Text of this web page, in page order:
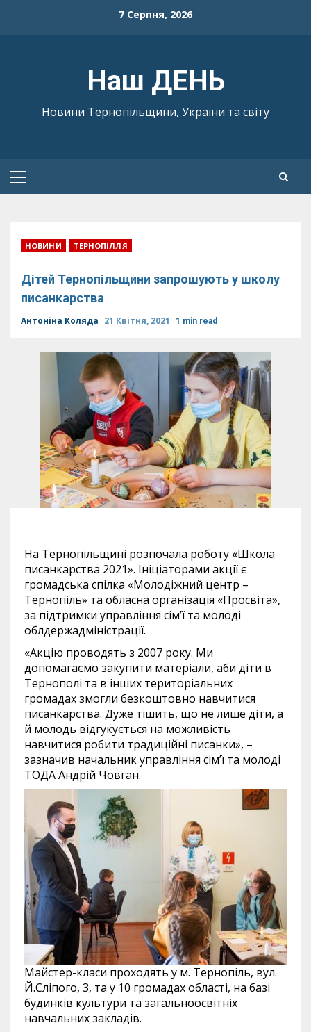
7 Серпня, 2026
Наш ДЕНЬ
Новини Тернопільщини, України та світу
Primary
НОВИНИ ТЕРНОПІЛЛЯ
Дітей Тернопільщини запрошують у школу
писанкарства
Антоніна Коляда 21 Квітня, 2021 1 min read
На Тернопільщині розпочала роботу «Школа
писанкарства 2021». Ініціаторами акції є
громадська спілка «Молодіжний центр –
Тернопіль» та обласна організація «Просвіта»,
за підтримки управління сім’ї та молоді
облдержадміністрації.
«Акцію проводять з 2007 року. Ми
допомагаємо закупити матеріали, аби діти в
Тернополі та в інших територіальних
громадах змогли безкоштовно навчитися
писанкарства. Дуже тішить, що не лише діти, а
й молодь відгукується на можливість
навчитися робити традиційні писанки», –
зазначив начальник управління сім’ї та молоді
ТОДА Андрій Човган.
Майстер-класи проходять у м. Тернопіль, вул.
Й.Сліпого, 3, та у 10 громадах області, на базі
будинків культури та загальноосвітніх
навчальних закладів.